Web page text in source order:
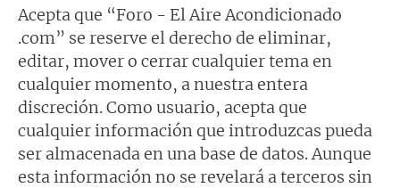
Acepta que “Foro - El Aire Acondicionado
.com” se reserve el derecho de eliminar,
editar, mover o cerrar cualquier tema en
cualquier momento, a nuestra entera
discreción. Como usuario, acepta que
cualquier información que introduzcas pueda
ser almacenada en una base de datos. Aunque
esta información no se revelará a terceros sin